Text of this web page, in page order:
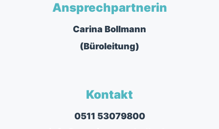
Ansprechpartnerin
Carina Bollmann
(Büroleitung)
Kontakt
0511 53079800